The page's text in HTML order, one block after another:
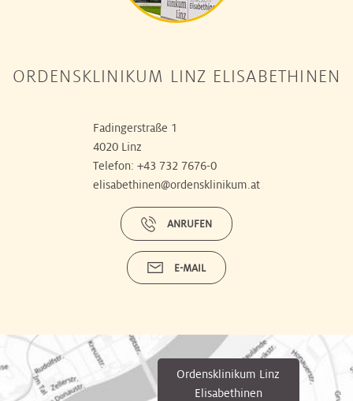
ORDENSKLINIKUM LINZ ELISABETHINEN
Fadingerstraße 1
4020 Linz
Telefon: +43 732 7676-0
elisabethinen@ordensklinikum.at
ANRUFEN
E-MAIL
Ordensklinikum Linz
Elisabethinen